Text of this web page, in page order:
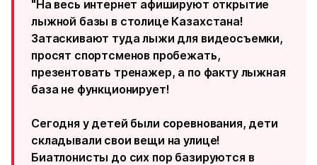
"На весь интернет афишируют открытие
лыжной базы в столице Казахстана!
Затаскивают туда лыжи для видеосъемки,
просят спортсменов пробежать,
презентовать тренажер, а по факту лыжная
база не функционирует!
Сегодня у детей были соревнования, дети
складывали свои вещи на улице!
Биатлонисты до сих пор базируются в